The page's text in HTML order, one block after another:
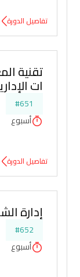
تفاصيل الدورة
تقنية
ات
#651
أسبوع
تفاصيل الدورة
إدارة
#652
أسبوع